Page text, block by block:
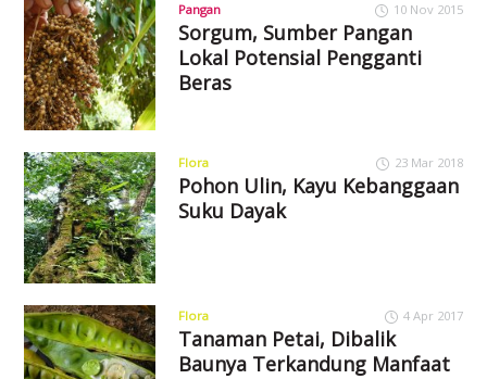
Pangan 10 Nov 2015
Sorgum, Sumber Pangan
Lokal Potensial Pengganti
Beras
Flora 23 Mar 2018
Pohon Ulin, Kayu Kebanggaan
Suku Dayak
Flora 4 Apr 2017
Tanaman Petai, Dibalik
Baunya Terkandung Manfaat